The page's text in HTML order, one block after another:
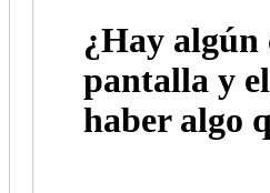
¿Hay algún
pantalla y
haber algo